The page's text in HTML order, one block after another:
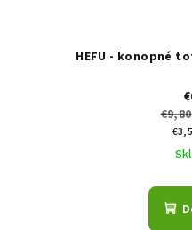
HEFU - konopné
€9,80